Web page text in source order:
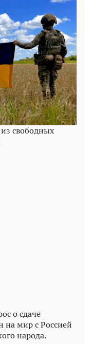
свободных
о сдаче
на мир с Россией
народа.